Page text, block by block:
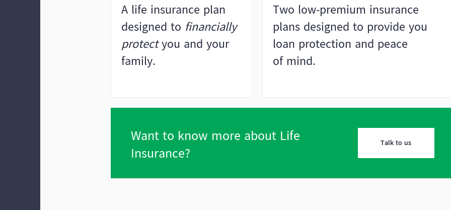
A life insurance plan
designed to financially
protectyou and your
family.
Two low-premium insurance
plans designed to provide you
loan protection and peace
of mind.
Want to know more about Life
Insurance?
Talk to us